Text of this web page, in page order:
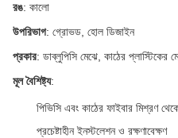
রঙ: কালো
উপরিভাগ: গ্রোভড, হোল ডিজাইন
প্রকার: ডাব্লুপিসি মেঝে, কাঠের প্লাস্টিকের
মূল বৈশিষ্ট্য:
পিভিসি এবং কাঠের ফাইবার মিশ্রণ
প্রচেষ্টাহীন ইনস্টলেশন ও রক্ষণাবেক্ষণ